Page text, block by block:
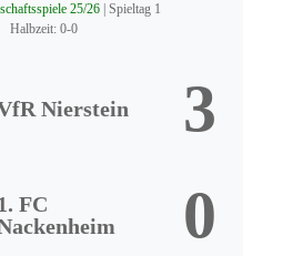
25/26 | Spieltag 1
Halbzeit: 0-0
Nierstein 3
FC
0